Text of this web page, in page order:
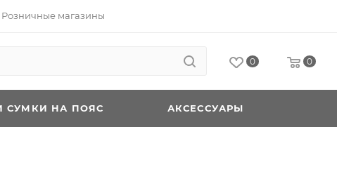
Розничные магазины
0 0
СУМКИ НА ПОЯС АКСЕССУАРЫ